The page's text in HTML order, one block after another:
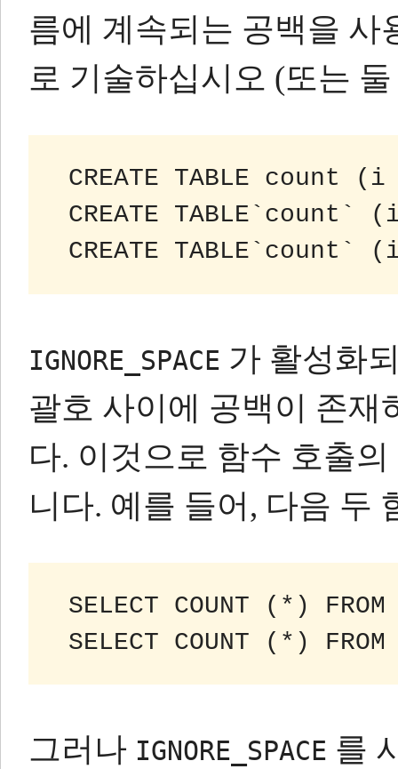
름에 계속되는 공백을 사
로 기술하십시오 (또는
CREATE TABLE count
CREATE TABLE`count`
CREATE TABLE`count`
IGNORE_SPACE 가 활성화
괄호 사이에 공백이 존재
다. 이것으로 함수 호출
니다. 예를 들어, 다음 두
SELECT COUNT (*)
SELECT COUNT (*)
그러나 IGNORE_SPACE 를